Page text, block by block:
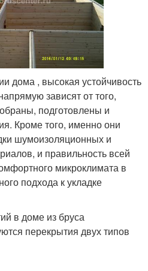
дома , высокая устойчивость
зависят от того,
подготовлены и
Кроме того, именно они
шумоизоляционных и
и правильность всей
микроклимата в
подхода к укладке
в доме из бруса
перекрытия двух типов